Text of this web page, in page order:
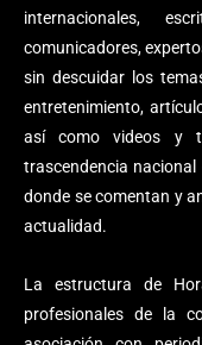
internacionales,
comunicadores,
sin descuidar los
entretenimiento,
así como videos y
trascendencia
donde se comentan y
actualidad.
La estructura de
profesionales de la